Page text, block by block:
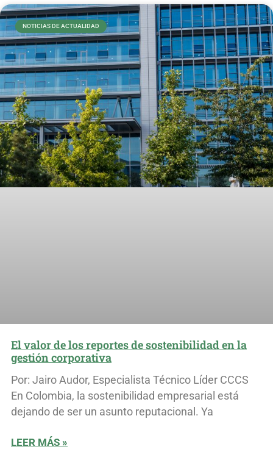
NOTICIAS DE ACTUALIDAD
El valor de los reportes de sostenibilidad en la
gestión corporativa
Por: Jairo Audor, Especialista Técnico Líder CCCS
En Colombia, la sostenibilidad empresarial está
dejando de ser un asunto reputacional. Ya
LEER MÁS »